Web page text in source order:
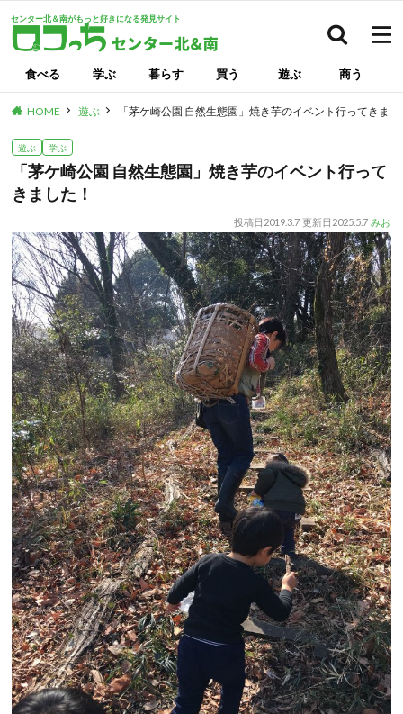
センター北＆南がもっと好きになる発見サイト
食べる 学ぶ 暮らす 買う 遊ぶ 商う
HOME 遊ぶ 「茅ケ崎公園 自然生態園」焼き芋のイベント行ってきま
遊ぶ 学ぶ
「茅ケ崎公園 自然生態園」焼き芋のイベント行って
きました！
投稿日 2019.3.7 更新日 2025.5.7 みお